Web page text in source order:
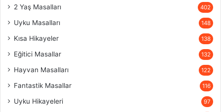
2 Yaş Masalları 402
Uyku Masalları 148
Kısa Hikayeler 138
Eğitici Masallar 132
Hayvan Masalları 122
Fantastik Masallar 116
Uyku Hikayeleri 97